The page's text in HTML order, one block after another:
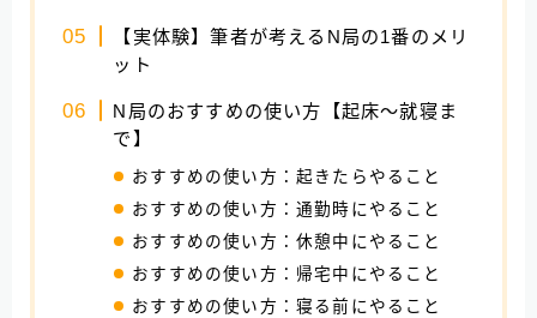
【実体験】筆者が考えるN局の1番のメリ
ット
N局のおすすめの使い方【起床～就寝ま
で】
おすすめの使い方：起きたらやること
おすすめの使い方：通勤時にやること
おすすめの使い方：休憩中にやること
おすすめの使い方：帰宅中にやること
おすすめの使い方：寝る前にやること